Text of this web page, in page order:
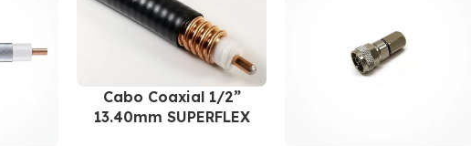
Cabo Coaxial 1/2”
13.40mm SUPERFLEX